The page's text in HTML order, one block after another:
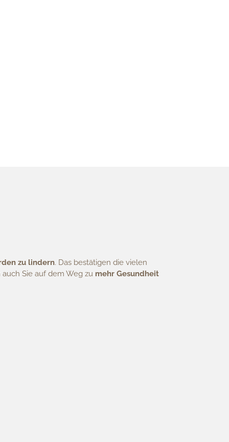
zu lindern. Das bestätigen die vielen
Sie auf dem Weg zu mehr Gesundheit